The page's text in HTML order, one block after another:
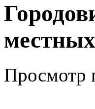
Просмотр